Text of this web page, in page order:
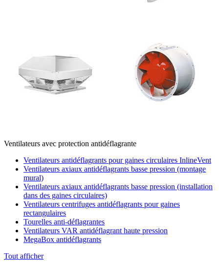
Ventilateurs avec protection antidéflagrante
Ventilateurs antidéflagrants pour gaines circulaires InlineVent
Ventilateurs axiaux antidéflagrants basse pression (montage
mural)
Ventilateurs axiaux antidéflagrants basse pression (installation
dans des gaines circulaires)
Ventilateurs centrifuges antidéflagrants pour gaines
rectangulaires
Tourelles anti-déflagrantes
Ventilateurs VAR antidéflagrant haute pression
MegaBox antidéflagrants
Tout afficher